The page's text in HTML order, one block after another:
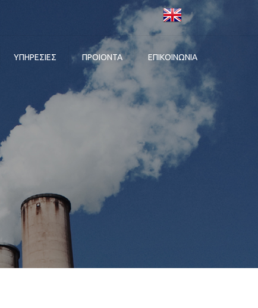
ΥΠΗΡΕΣΙΕΣ
ΒΛΑΒΏΝ
LINE ΥΠΟΣΤΉΡΙΞΗ
ΠΡΟΙΟΝΤΑ
ΣΥΣΤΉΜΑΤΑ
ΑΥΤΟΜΑΤΙΣΜΟΎ (PLC)
ΒΙΟΜΗΧΑΝΙΚΆ ΌΡΓΑΝΑ
ΡΥΘΜΙΣΤΈΣ ΚΙΝΗΤΉΡΩΝ
ΚΑΙ ΚΙΝΗΤΉΡΕΣ
ΒΙΟΜΗΧΑΝΙΚΌ ΥΛΙΚΌ /
ΗΛΕΚΤΡΟΛΟΓΙΚΌ ΥΛΙΚΌ
ΕΠΙΚΟΙΝΩΝΊΑ
ΣΤΟΙΧΕΊΑ ΕΠΙΚΟΙΝΩΝΊΑΣ
ΚΑΡΙΈΡΑ